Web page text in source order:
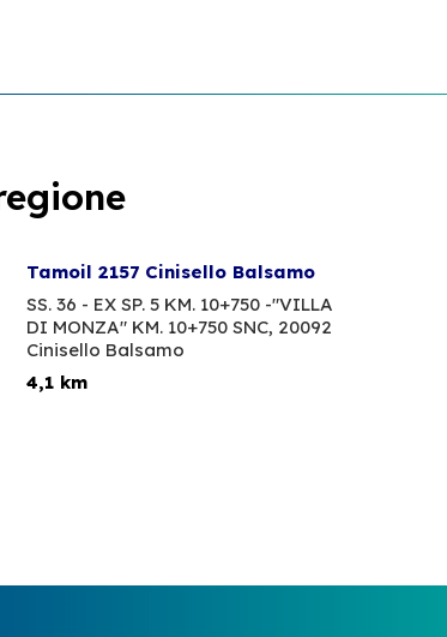
Tamoil 2157 Cinisello Balsamo
SS. 36 - EX SP. 5 KM. 10+750 -"VILLA
DI MONZA" KM. 10+750 SNC, 20092
Cinisello Balsamo
4,1 km